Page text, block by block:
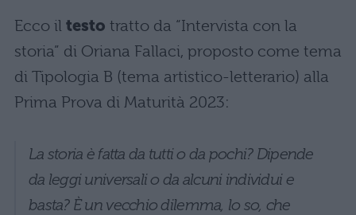
Ecco il testo tratto da “Intervista con la
storia” di Oriana Fallaci, proposto come tema
di Tipologia B (tema artistico-letterario) alla
Prima Prova di Maturità 2023:
La storia è fatta da tutti o da pochi? Dipende
da leggi universali o da alcuni individui e
basta? È un vecchio dilemma, lo so, che